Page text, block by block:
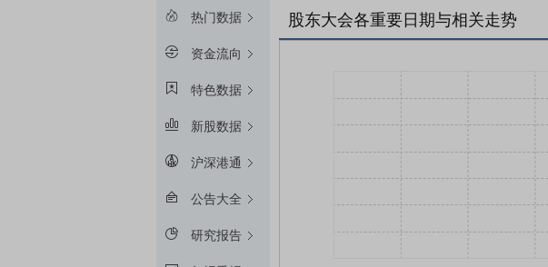
热门数据
资金流向
特色数据
新股数据
沪深港通
公告大全
研究报告
股东大会各重要日期与相关走势